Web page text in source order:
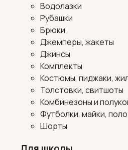
Водолазки
Рубашки
Брюки
Джемперы, жакеты
Джинсы
Комплекты
Костюмы, пиджаки,
Толстовки, свитшоты
Комбинезоны и
Футболки, майки, поло
Шорты